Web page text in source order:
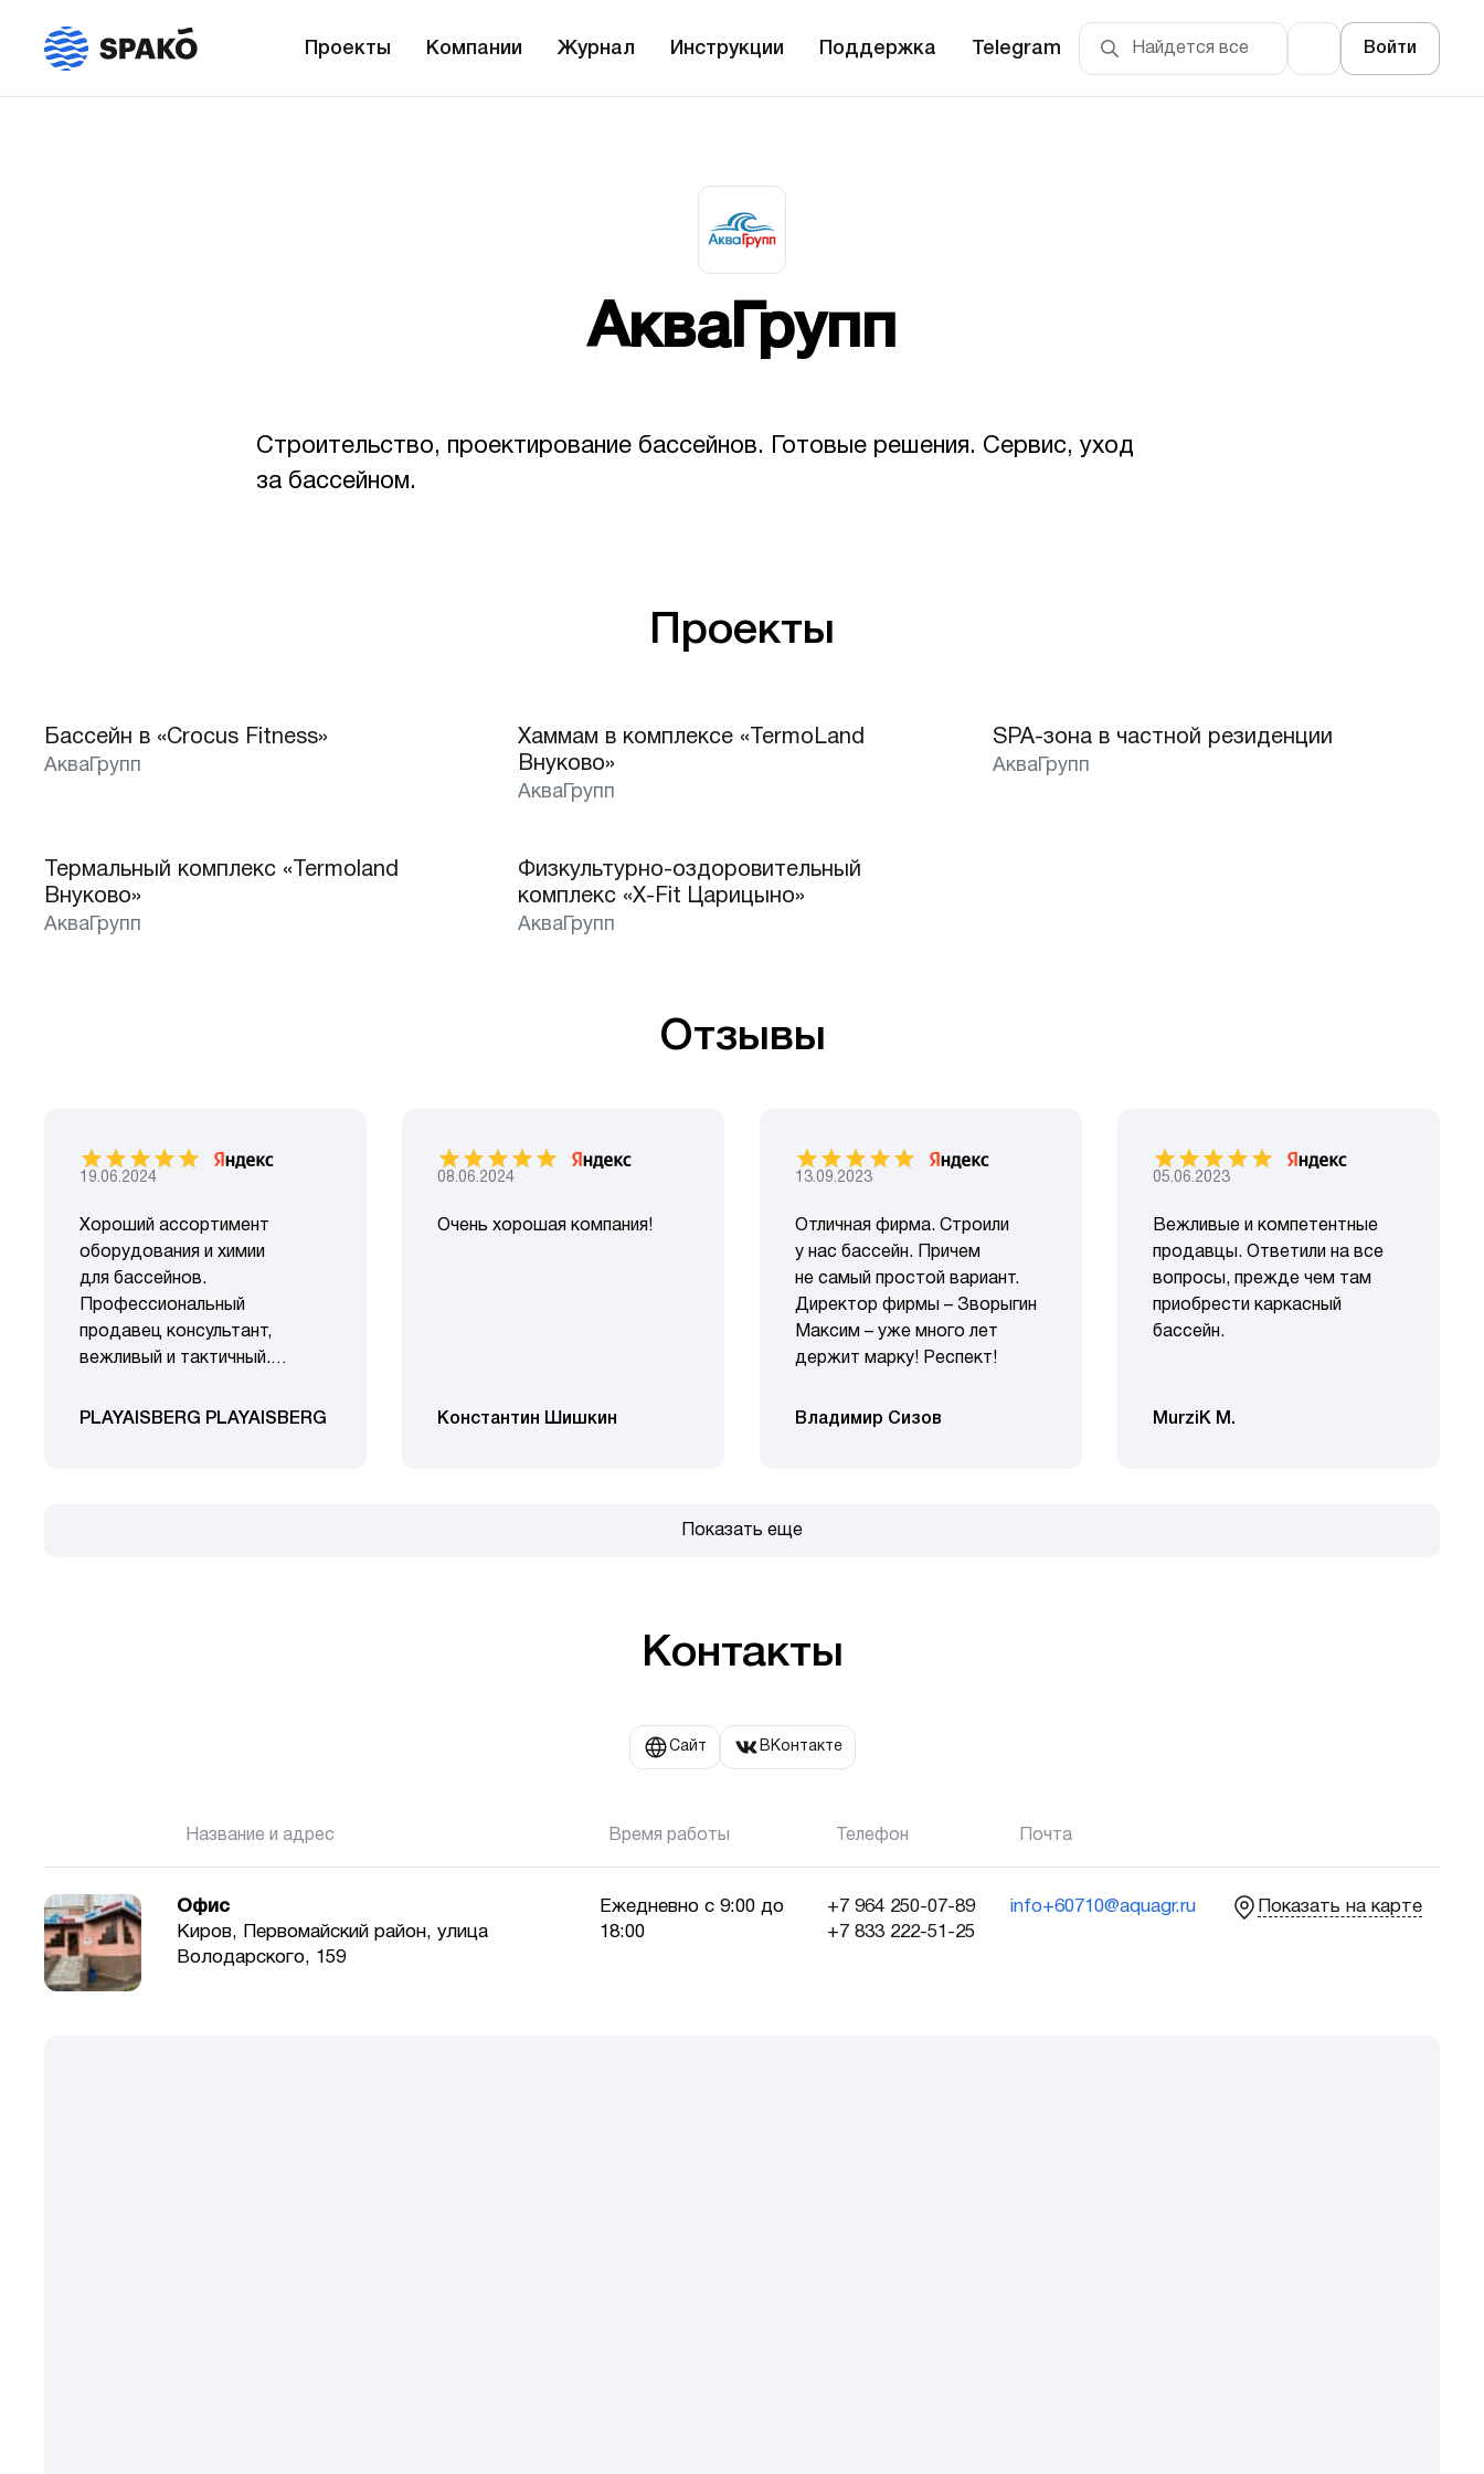
Проекты Компании Журнал Инструкции Поддержка Telegram Войти
АкваГрупп
Строительство, проектирование бассейнов. Готовые решения. Сервис, уход
за бассейном.
Проекты
Бассейн в «Crocus Fitness»
АкваГрупп
Хаммам в комплексе «TermoLand
Внуково»
АкваГрупп
SPA-зона в частной резиденции
АкваГрупп
Лучшее
Термальный комплекс «Termoland
Внуково»
АкваГрупп
Лучшее
Физкультурно-оздоровительный
комплекс «X-Fit Царицыно»
АкваГрупп
Отзывы
19.06.2024
Хороший ассортимент
оборудования и химии
для бассейнов.
Профессиональный
продавец консультант,
вежливый и тактичный.
делать лучше не в сезон.
PLAYAISBERG PLAYAISBERG
08.06.2024
Очень хорошая компания!
Константин Шишкин
13.09.2023
Отличная фирма. Строили
у нас бассейн. Причем
не самый простой вариант.
Директор фирмы – Зворыгин
Максим – уже много лет
держит марку! Респект!
Владимир Сизов
05.06.2023
Вежливые и компетентные
продавцы. Ответили на все
вопросы, прежде чем там
приобрести каркасный
бассейн.
MurziK M.
Показать еще
Контакты
Сайт ВКонтакте
Название и адрес Время работы Телефон Почта
Офис
Киров, Первомайский район, улица
Володарского, 159
Ежедневно с 9:00 до
18:00
+7 964 250-07-89
+7 833 222-51-25
info+60710@aquagr.ru Показать на карте